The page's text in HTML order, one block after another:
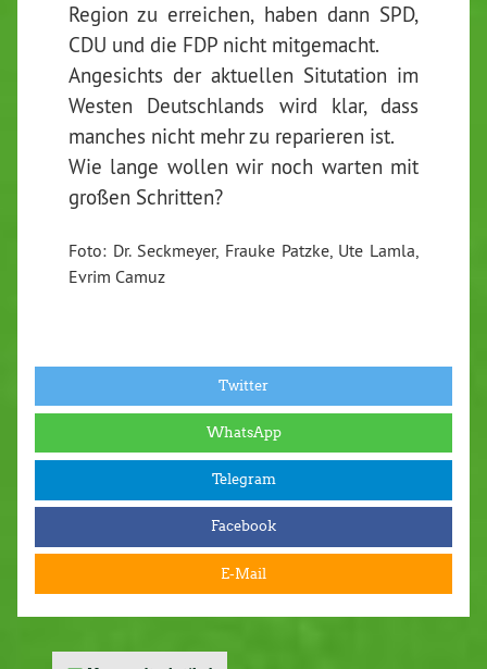
Region zu erreichen, haben dann SPD,
CDU und die FDP nicht mitgemacht.
Angesichts der aktuellen Situtation im
Westen Deutschlands wird klar, dass
manches nicht mehr zu reparieren ist.
Wie lange wollen wir noch warten mit
großen Schritten?
Foto: Dr. Seckmeyer, Frauke Patzke, Ute Lamla,
Evrim Camuz
Twitter
WhatsApp
Telegram
Facebook
E-Mail